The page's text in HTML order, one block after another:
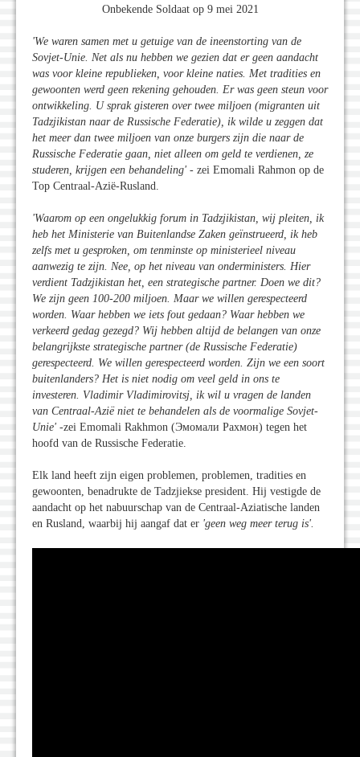
Onbekende Soldaat op 9 mei 2021
'We waren samen met u getuige van de ineenstorting van de
Sovjet-Unie. Net als nu hebben we gezien dat er geen aandacht
was voor kleine republieken, voor kleine naties. Met tradities en
gewoonten werd geen rekening gehouden. Er was geen steun voor
ontwikkeling. U sprak gisteren over twee miljoen (migranten uit
Tadzjikistan naar de Russische Federatie), ik wilde u zeggen dat
het meer dan twee miljoen van onze burgers zijn die naar de
Russische Federatie gaan, niet alleen om geld te verdienen, ze
studeren, krijgen een behandeling' - zei Emomali Rahmon op de
Top Centraal-Azië-Rusland.
'Waarom op een ongelukkig forum in Tadzjikistan, wij pleiten, ik
heb het Ministerie van Buitenlandse Zaken geïnstrueerd, ik heb
zelfs met u gesproken, om tenminste op ministerieel niveau
aanwezig te zijn. Nee, op het niveau van onderministers. Hier
verdient Tadzjikistan het, een strategische partner. Doen we dit?
We zijn geen 100-200 miljoen. Maar we willen gerespecteerd
worden. Waar hebben we iets fout gedaan? Waar hebben we
verkeerd gedag gezegd? Wij hebben altijd de belangen van onze
belangrijkste strategische partner (de Russische Federatie)
gerespecteerd. We willen gerespecteerd worden. Zijn we een soort
buitenlanders? Het is niet nodig om veel geld in ons te
investeren. Vladimir Vladimirovitsj, ik wil u vragen de landen
van Centraal-Azië niet te behandelen als de voormalige Sovjet-
Unie' -zei Emomali Rakhmon (Эмомали Рахмон) tegen het
hoofd van de Russische Federatie.
Elk land heeft zijn eigen problemen, problemen, tradities en
gewoonten, benadrukte de Tadzjiekse president. Hij vestigde de
aandacht op het nabuurschap van de Centraal-Aziatische landen
en Rusland, waarbij hij aangaf dat er 'geen weg meer terug is'.